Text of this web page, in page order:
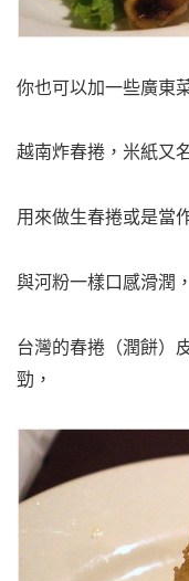
你也可以加一些廣東
越南炸春捲，米紙又
用來做生春捲或是當
與河粉一樣口感滑潤
台灣的春捲（潤餅）
勁，